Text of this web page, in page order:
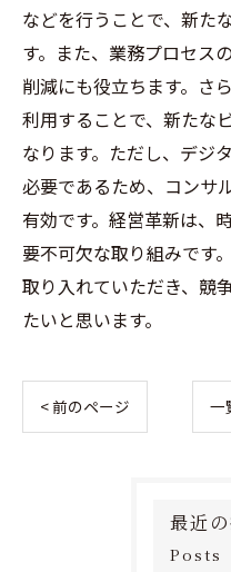
などを行うことで、新た
す。また、業務プロセス
削減にも役立ちます。さ
利用することで、新たな
なります。ただし、デジ
必要であるため、コンサ
有効です。経営革新は、
要不可欠な取り組みです
取り入れていただき、競
たいと思います。
< 前のページ 一
最近
Posts